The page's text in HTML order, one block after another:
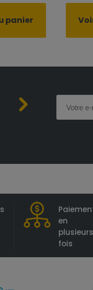
panier
en
plusieurs
fois